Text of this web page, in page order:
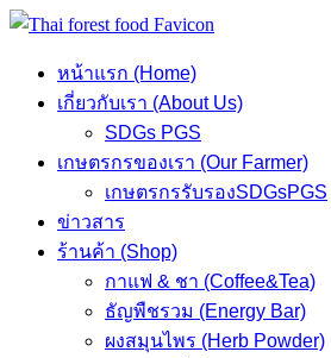
Skip
contentหน้าแรก (Home)
เกี่ยวกับเรา (About Us)
SDGs PGS
เกษตรกรของเรา (Our Farmer)
เกษตรกรรับรองSDGsPGS
ข่าวสาร
ร้านค้า (Shop)
กาแฟ & ชา (Coffee&Tea)
ธัญพืชรวม (Energy Bar)
ผงสมุนไพร (Herb Powder)